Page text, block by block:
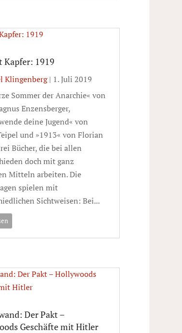
Kapfer: 1919
Klingenberg| 1. Juli 2019
Sommer der Anarchie« von
Enzensberger,
deine Jugend« von
und »1913« von Florian
Bücher, die bei allen
doch mit ganz
Mitteln arbeiten. Die
spielen mit
Sichtweisen: Bei...
Der Pakt –
Geschäfte mit Hitler